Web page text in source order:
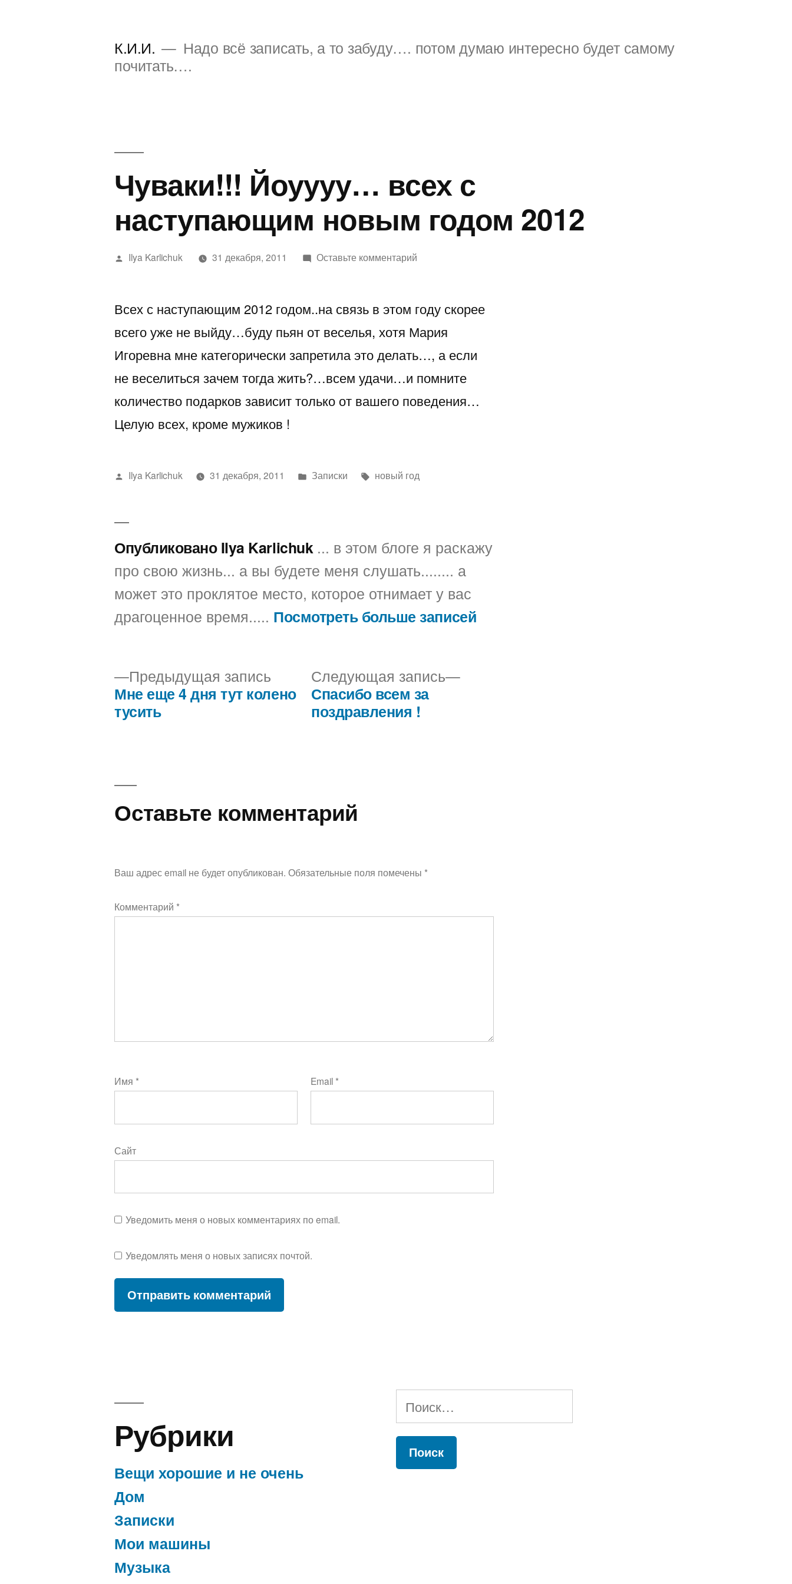
К.И.И.
Надо всё записать, а то забуду…. потом думаю интересно будет самому
почитать….
Чуваки!!! Йоуууу… всех с
наступающим новым годом 2012
Написано
Ilya Karlichuk 31 декабря, 2011 Оставьте комментарийк
всех
наступающим
новым
Всех с наступающим 2012 годом..на связь в этом году скорее
всего уже не выйду…буду пьян от веселья, хотя Мария
Игоревна мне категорически запретила это делать…, а если
не веселиться зачем тогда жить?…всем удачи…и помните
количество подарков зависит только от вашего поведения…
Целую всех, кроме мужиков !
Написано
Ilya Karlichuk 31 декабря, 2011
Написано
Записки Метки:
новый год
Опубликовано Ilya Karlichuk ... в этом блоге я раскажу
про свою жизнь... а вы будете меня слушать........ а
может это проклятое место, которое отнимает у вас
драгоценное время..... Посмотреть больше записей
Навигация
записям
Предыдущая запись Предыдущая
запись:
Мне еще 4 дня тут колено
тусить
Следующая запись
Следующая
Спасибо всем за
поздравления !
Оставьте комментарий
Ваш адрес email не будет опубликован. Обязательные поля помечены *
Комментарий *
Имя * Email *
Сайт
Уведомить меня о новых комментариях по email.
Уведомлять меня о новых записях почтой.
Рубрики
Вещи хорошие и не очень
Дом
Записки
Мои машины
Музыка
Найти: